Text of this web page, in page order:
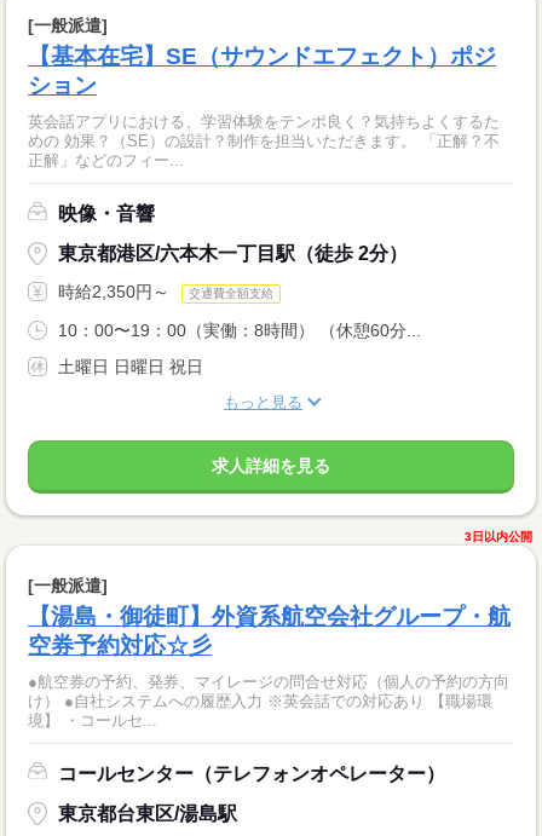
[一般派遣]
【基本在宅】SE（サウンドエフェクト）ポジ
ション
英会話アプリにおける、学習体験をテンポ良く？気持ちよくするた
めの 効果？（SE）の設計？制作を担当いただきます。 「正解？不
正解」などのフィー...
映像・音響
東京都港区/六本木一丁目駅（徒歩 2分）
時給2,350円～ 交通費全額支給
10：00〜19：00（実働：8時間） （休憩60分...
土曜日 日曜日 祝日
もっと見る
求人詳細を見る
3日以内公開
[一般派遣]
【湯島・御徒町】外資系航空会社グループ・航
空券予約対応☆彡
●航空券の予約、発券、マイレージの問合せ対応（個人の予約の方向
け） ●自社システムへの履歴入力 ※英会話での対応あり 【職場環
境】 ・コールセ...
コールセンター（テレフォンオペレーター）
東京都台東区/湯島駅